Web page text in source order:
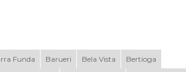
Funda Barueri Bela Vista Bertioga